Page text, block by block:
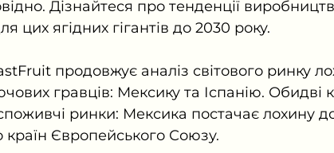
Дізнайтеся про тенденції
цих ягідних гігантів до 2030 року.
продовжує аналіз світового ринку
гравців: Мексику та Іспанію. Обидві
ринки: Мексика постачає лохину
країн Європейського Союзу.